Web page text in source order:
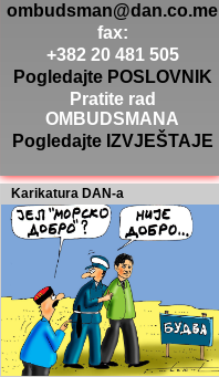
ombudsman@dan.co.me
fax:
+382 20 481 505
Pogledajte POSLOVNIK
Pratite rad
OMBUDSMANA
Pogledajte IZVJEŠTAJE
Karikatura DAN-a